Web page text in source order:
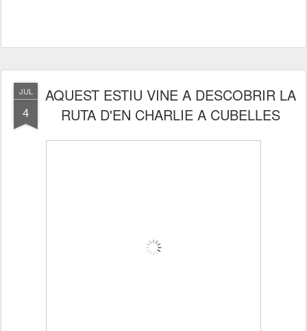
JUL
4
AQUEST ESTIU VINE A DESCOBRIR LA
RUTA D'EN CHARLIE A CUBELLES